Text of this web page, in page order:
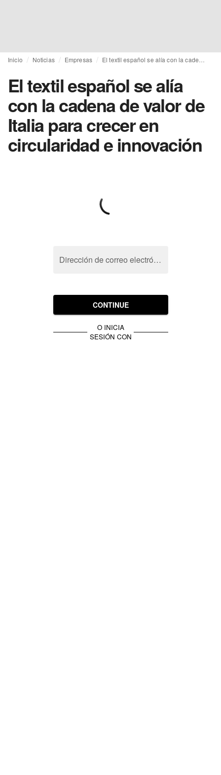
Inicio Noticias Empresas
El textil español se alía
con la cadena de valor de
Italia para crecer en
circularidad e innovación
Dirección de correo electrónico
CONTINUE
O INICIA
SESIÓN CON